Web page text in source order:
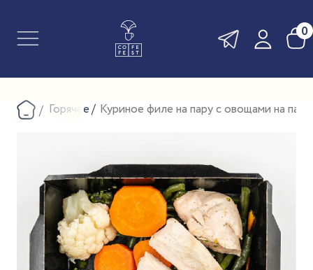
0
Горячее Куриное филе на пару с овощами на пару